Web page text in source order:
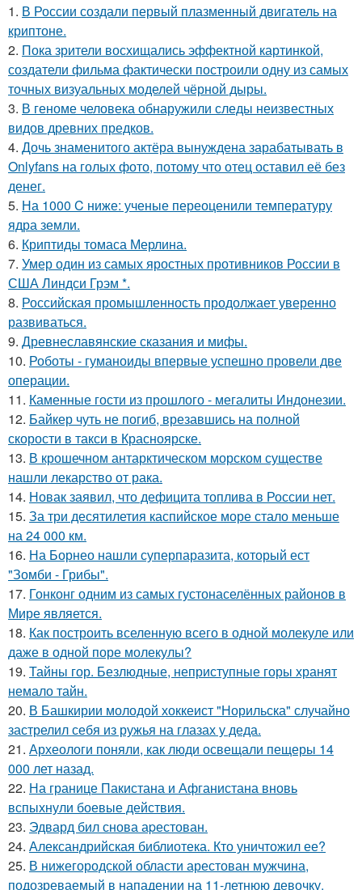
1. В России создали первый плазменный двигатель на
криптоне.
2. Пока зрители восхищались эффектной картинкой,
создатели фильма фактически построили одну из самых
точных визуальных моделей чёрной дыры.
3. В геноме человека обнаружили следы неизвестных
видов древних предков.
4. Дочь знаменитого актёра вынуждена зарабатывать в
Onlyfans на голых фото, потому что отец оставил её без
денег.
5. На 1000 C ниже: ученые переоценили температуру
ядра земли.
6. Криптиды томаса Мерлина.
7. Умер один из самых яростных противников России в
США Линдси Грэм *.
8. Российская промышленность продолжает уверенно
развиваться.
9. Древнеславянские сказания и мифы.
10. Роботы - гуманоиды впервые успешно провели две
операции.
11. Каменные гости из прошлого - мегалиты Индонезии.
12. Байкер чуть не погиб, врезавшись на полной
скорости в такси в Красноярске.
13. В крошечном антарктическом морском существе
нашли лекарство от рака.
14. Новак заявил, что дефицита топлива в России нет.
15. За три десятилетия каспийское море стало меньше
на 24 000 км.
16. На Борнео нашли суперпаразита, который ест
"Зомби - Грибы".
17. Гонконг одним из самых густонаселённых районов в
Мире является.
18. Как построить вселенную всего в одной молекуле или
даже в одной поре молекулы?
19. Тайны гор. Безлюдные, неприступные горы хранят
немало тайн.
20. В Башкирии молодой хоккеист "Норильска" случайно
застрелил себя из ружья на глазах у деда.
21. Археологи поняли, как люди освещали пещеры 14
000 лет назад.
22. На границе Пакистана и Афганистана вновь
вспыхнули боевые действия.
23. Эдвард бил снова аpестован.
24. Александрийская библиотека. Кто уничтожил ее?
25. В нижегородской области арестован мужчина,
подозреваемый в нападении на 11-летнюю девочку.